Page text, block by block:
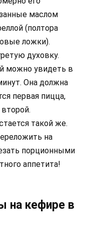
маслом
(полтора
ложки).
духовку.
можно увидеть в
Она должна
первая пицца,
такой же.
на
порционными
аппетита!
на кефире в